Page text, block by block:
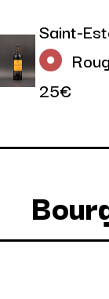
Saint-
25€